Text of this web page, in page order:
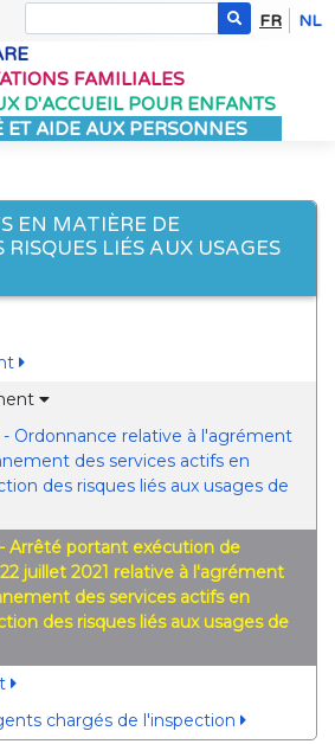
FR NL
FAMILIALES
D'ACCUEIL POUR ENFANTS
ET AIDE AUX PERSONNES
EN MATIÈRE DE
RISQUES LIÉS AUX USAGES
- Ordonnance relative à l'agrément
des services actifs en
des risques liés aux usages de
Arrêté portant exécution de
juillet 2021 relative à l'agrément
des services actifs en
des risques liés aux usages de
chargés de l'inspection